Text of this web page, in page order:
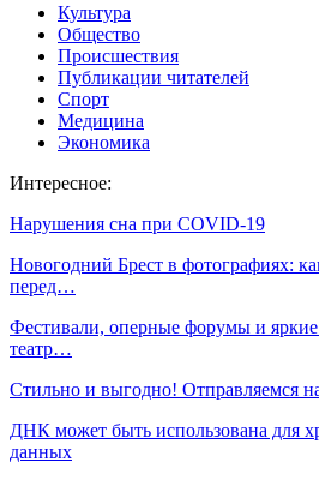
Культура
Общество
Происшествия
Публикации читателей
Спорт
Медицина
Экономика
Интересное:
Нарушения сна при COVID-19
Новогодний Брест в фотографиях:
перед…
Фестивали, оперные форумы и
театр…
Стильно и выгодно! Отправляемся
ДНК может быть использована для
данных